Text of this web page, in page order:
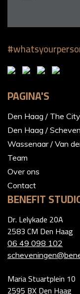
PAGINA'S
Den Haag / The City
Den Haag /
Wassenaar / Van
Team
Over ons
Contact
BENEFIT
Dr. Lelykade 20A
2583 CM Den Haag
06 49 098 102
Maria Stuartplein 10
2595 BX Den Haag